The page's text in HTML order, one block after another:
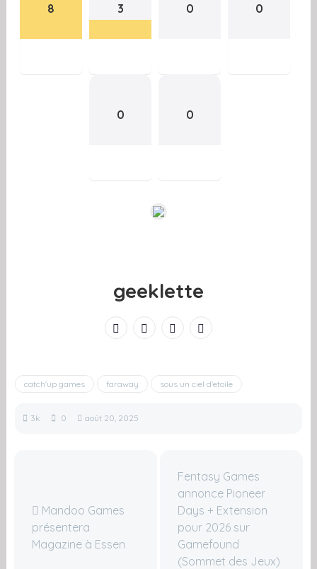
8 3 0 0
0 0
geeklette
catch'up games faraway sous un ciel d'etoile
3k 0 août 20, 2025
Mandoo Games
présentera
Magazine à Essen
Fentasy Games
annonce Pioneer
Days + Extension
pour 2026 sur
Gamefound
(Sommet des Jeux)